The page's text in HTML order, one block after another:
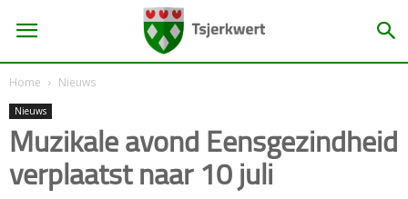
Home Nieuws
Nieuws
Muzikale avond Eensgezindheid
verplaatst naar 10 juli